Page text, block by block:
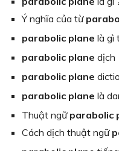
Ý nghĩa của từ
parabolic plane là gì
parabolic plane dịch
parabolic plane
parabolic plane là
Thuật ngữ parabolic
Cách dịch thuật ngữ